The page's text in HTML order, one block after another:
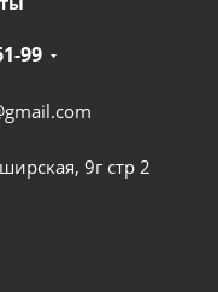
99
9г стр 2